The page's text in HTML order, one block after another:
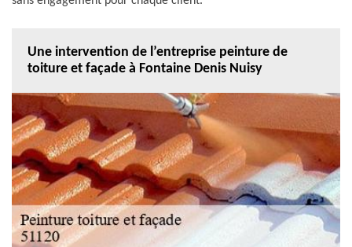
Une intervention de l’entreprise peinture de
toiture et façade à Fontaine Denis Nuisy